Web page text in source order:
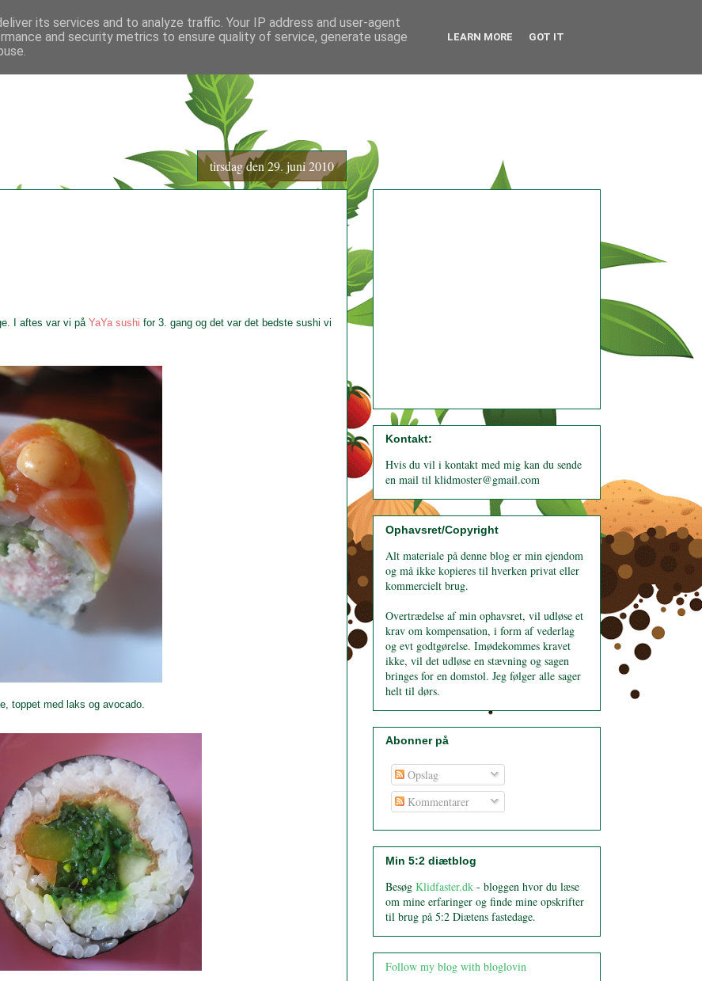
tirsdag den 29. juni 2010
I aftes var vi på YaYa sushi for 3. gang og det var det bedste sushi vi
toppet med laks og avocado.
Kontakt:
Hvis du vil i kontakt med mig kan du sende
en mail til klidmoster@gmail.com
Ophavsret/Copyright
Alt materiale på denne blog er min ejendom
og må ikke kopieres til hverken privat eller
kommercielt brug.
Overtrædelse af min ophavsret, vil udløse et
krav om kompensation, i form af vederlag
og evt godtgørelse. Imødekommes kravet
ikke, vil det udløse en stævning og sagen
bringes for en domstol. Jeg følger alle sager
helt til dørs.
Abonner på
Opslag
Kommentarer
Min 5:2 diætblog
Besøg Klidfaster.dk - bloggen hvor du læse
om mine erfaringer og finde mine opskrifter
til brug på 5:2 Diætens fastedage.
Follow my blog with bloglovin
its services and to analyze traffic. Your IP address and user-agent
and security metrics to ensure quality of service, generate usage
LEARN MORE GOT IT